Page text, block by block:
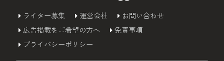
ライター募集 運営会社
お問い合わせ
広告掲載をご希望の方へ
免責事項
プライバシーポリシー